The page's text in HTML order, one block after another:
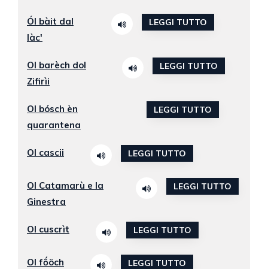
Ól bàit dal
làc'
LEGGI TUTTO
Ol barèch dol
Zifirìi
LEGGI TUTTO
Ol bósch èn
quarantena
LEGGI TUTTO
Ol cascii LEGGI TUTTO
Ol Catamarù e la
Ginestra
LEGGI TUTTO
Ol cuscrìt LEGGI TUTTO
Ol fṍöch LEGGI TUTTO